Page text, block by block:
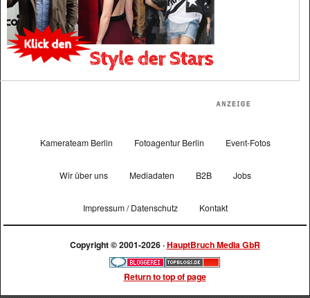
Kamerateam Berlin Fotoagentur Berlin Event-Fotos
Wir über uns Mediadaten B2B Jobs
Impressum / Datenschutz Kontakt
Copyright © 2001-2026 ·HauptBruch Media GbR
Return to top of page